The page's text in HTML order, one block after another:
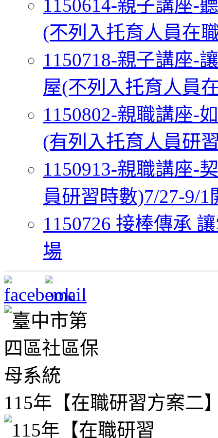
1150614-親子講座-
(不列入托育人員在
1150718-親子講座-
屋(不列入托育人員
1150802-親職講座-
(有列入托育人員研
1150913-親職講座-
員研習時數)7/27-9/1
1150726 接棒傳承
場
115年【在職研習方案二